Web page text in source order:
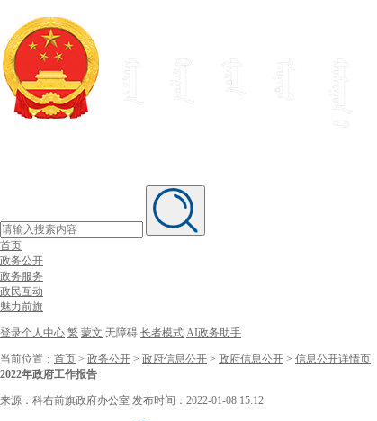
首页
政务公开
政务服务
政民互动
魅力前旗
登录个人中心 繁 蒙文 无障碍 长者模式 AI政务助手
当前位置： 首页 > 政务公开 > 政府信息公开 > 政府信息公开 > 信息公开详情页
2022年政府工作报告
来源：科右前旗政府办公室 发布时间：2022-01-08 15:12